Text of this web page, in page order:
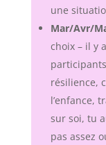
une
Mar/Avr/
choix – il y
résilience,
l’enfance,
sur soi, tu
pas assez